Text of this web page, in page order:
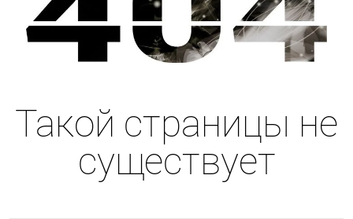
Такой страницы не
существует